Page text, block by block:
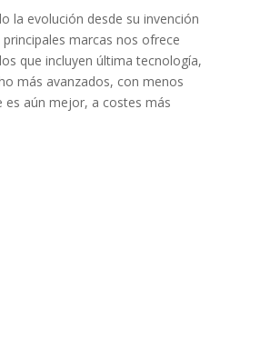
la evolución desde su invención
marcas nos ofrece
que incluyen última tecnología,
más avanzados, con menos
es aún mejor, a costes más